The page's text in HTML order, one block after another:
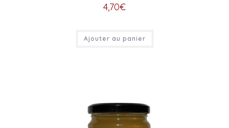
4,70€
Ajouter au panier